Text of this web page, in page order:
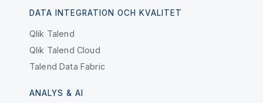
DATA INTEGRATION OCH KVALITET
Qlik Talend
Qlik Talend Cloud
Talend Data Fabric
ANALYS & AI